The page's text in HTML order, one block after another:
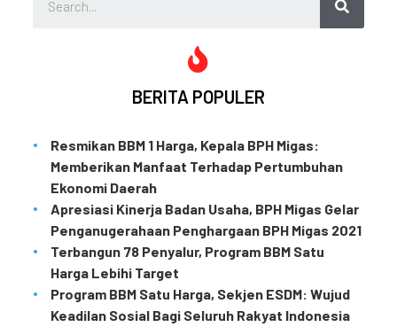
BERITA POPULER
Resmikan BBM 1 Harga, Kepala BPH Migas:
Memberikan Manfaat Terhadap Pertumbuhan
Ekonomi Daerah
Apresiasi Kinerja Badan Usaha, BPH Migas Gelar
Penganugerahaan Penghargaan BPH Migas 2021
Terbangun 78 Penyalur, Program BBM Satu
Harga Lebihi Target
Program BBM Satu Harga, Sekjen ESDM: Wujud
Keadilan Sosial Bagi Seluruh Rakyat Indonesia